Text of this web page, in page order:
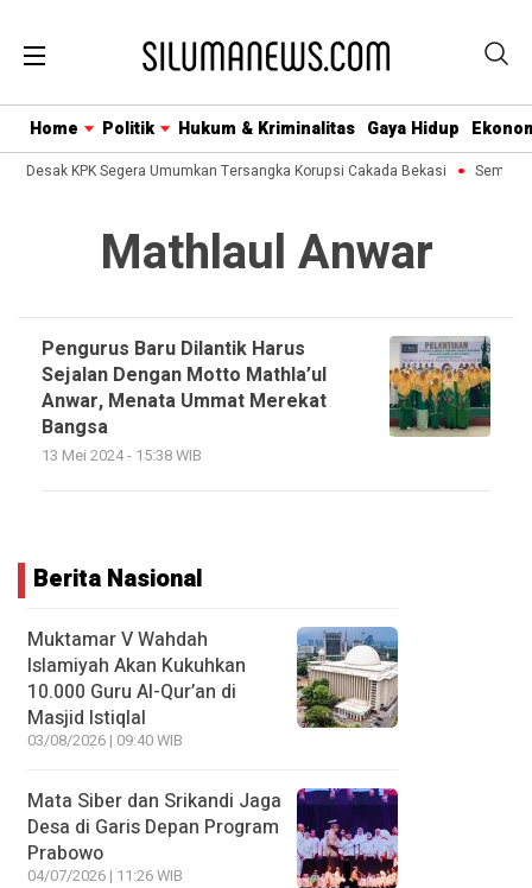
Home Politik Hukum & Kriminalitas Gaya Hidup
Desak KPK Segera Umumkan Tersangka Korupsi Cakada Bekasi Semua
Mathlaul Anwar
Pengurus Baru Dilantik Harus
Sejalan Dengan Motto Mathla’ul
Anwar, Menata Ummat Merekat
Bangsa
13 Mei 2024 - 15:38 WIB
Berita Nasional
Muktamar V Wahdah
Islamiyah Akan Kukuhkan
10.000 Guru Al-Qur’an di
Masjid Istiqlal
03/08/2026 | 09:40 WIB
Mata Siber dan Srikandi Jaga
Desa di Garis Depan Program
Prabowo
04/07/2026 | 11:26 WIB